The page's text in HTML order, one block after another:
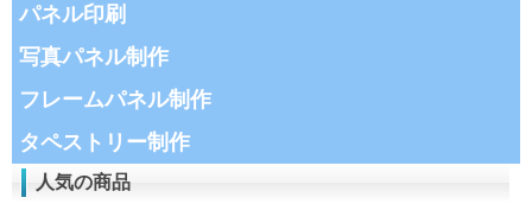
パネル印刷
写真パネル制作
フレームパネル制作
タペストリー制作
人気の商品